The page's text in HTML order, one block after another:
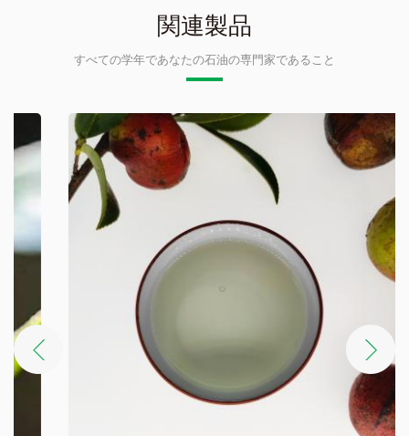
関連製品
すべての学年であなたの石油の専門家であること